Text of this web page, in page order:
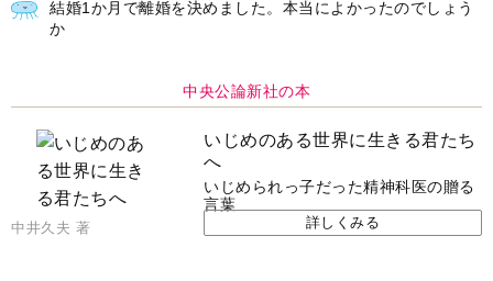
結婚1か月で離婚を決めました。本当によかったのでしょう
か
中央公論新社の本
いじめのある世界に生きる君たち
へ
いじめられっ子だった精神科医の贈る
言葉
中井久夫 著 詳しくみる